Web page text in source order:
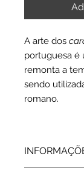
A arte dos
portuguesa é
remonta a
sendo
romano.